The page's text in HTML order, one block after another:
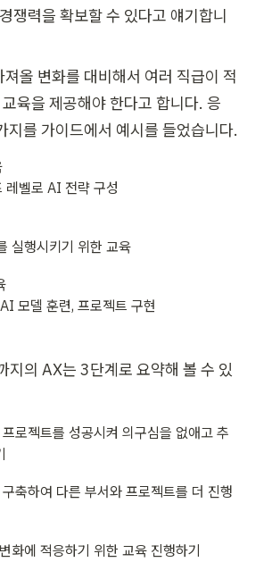
쟁력을 확보할 수 있다고 얘기합니
올 변화를 대비해서 여러 직급이 적
육을 제공해야 한다고 합니다. 응
레벨로 AI 전략 구성
실행시키기 위한 교육
모델 훈련, 프로젝트 구현
지의 AX는 3단계로 요약해 볼 수 있
로젝트를 성공시켜 의구심을 없애고 추
축하여 다른 부서와 프로젝트를 더 진행
화에 적응하기 위한 교육 진행하기